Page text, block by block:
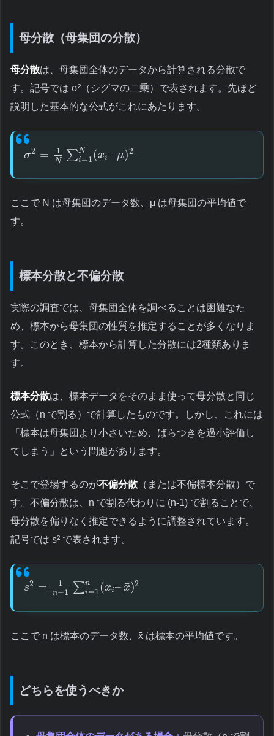
母分散（母集団の分散）
母分散は、母集団全体のデータから計算される分散で
す。記号では σ²（シグマの二乗）で表されます。先ほど
説明した基本的な公式がこれにあたります。
σ2 = 1
N ∑N
i=1(xi – μ)2
ここで N は母集団のデータ数、μ は母集団の平均値で
す。
標本分散と不偏分散
実際の調査では、母集団全体を調べることは困難なた
め、標本から母集団の性質を推定することが多くなりま
す。このとき、標本から計算した分散には2種類ありま
す。
標本分散は、標本データをそのまま使って母分散と同じ
公式（n で割る）で計算したものです。しかし、これには
「標本は母集団より小さいため、ばらつきを過小評価し
てしまう」という問題があります。
そこで登場するのが不偏分散 （または不偏標本分散）で
す。不偏分散は、n で割る代わりに (n-1) で割ることで、
母分散を偏りなく推定できるように調整されています。
記号では s² で表されます。
s2 = 1
n−1 ∑n
i=1(xi– x
¯)2
ここで n は標本のデータ数、x̄ は標本の平均値です。
どちらを使うべきか